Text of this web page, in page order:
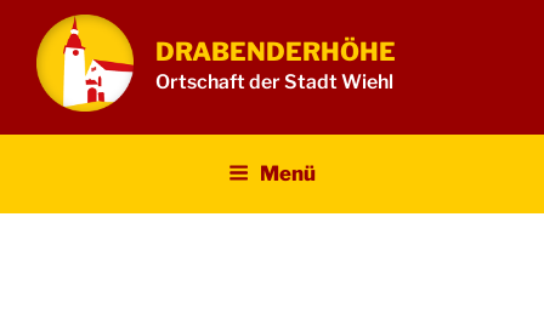
Inhalt
springen
DRABENDERHÖHE
Ortschaft der Stadt Wiehl
Menü